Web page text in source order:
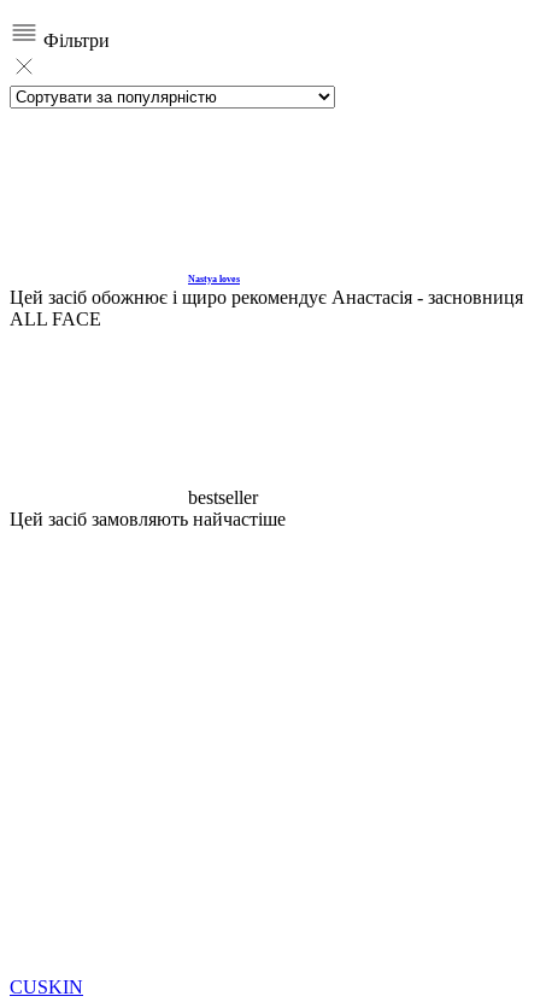
Фільтри
Nastya loves
Цей засіб обожнює і щиро рекомендує Анастасія - засновниця
ALL FACE
bestseller
Цей засіб замовляють найчастіше
CUSKIN